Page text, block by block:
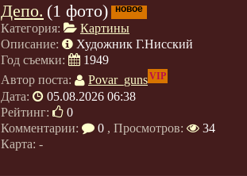
Депо. (1 фото) новое
Категория:
Картины
Описание:
Художник Г.Нисский
Год съемки:
1949
Автор поста:
Povar_gunsVIP
Дата:
05.08.2026 06:38
Рейтинг:
0
Комментарии:
0 , Просмотров:
34
Карта: -